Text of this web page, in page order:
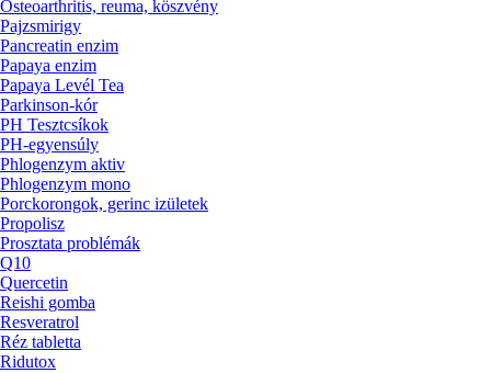
Osteoarthritis, reuma, köszvény
Pajzsmirigy
Pancreatin enzim
Papaya enzim
Papaya Levél Tea
Parkinson-kór
PH Tesztcsíkok
PH-egyensúly
Phlogenzym aktiv
Phlogenzym mono
Porckorongok, gerinc izületek
Propolisz
Prosztata problémák
Q10
Quercetin
Reishi gomba
Resveratrol
Réz tabletta
Ridutox